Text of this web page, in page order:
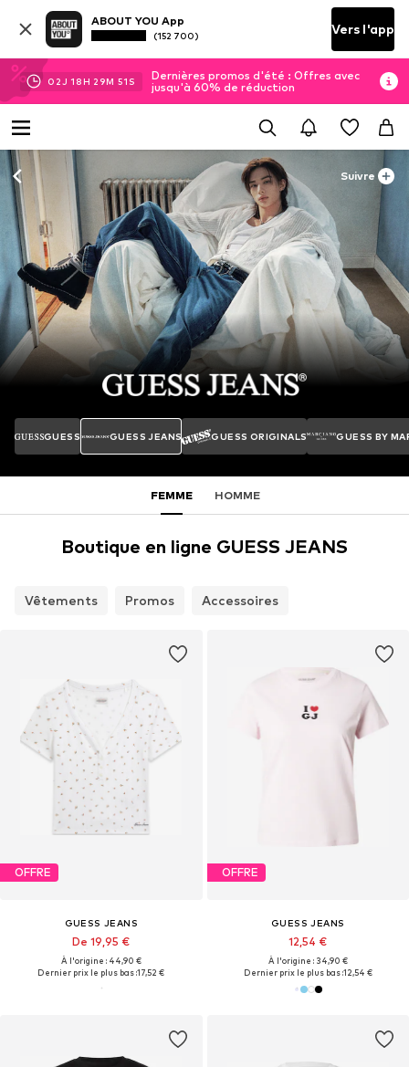
ABOUT YOU App
(152 700) Vers l'app
02J 18H 29M 49 S
Dernières promos d'été : Offres avec
jusqu'à 60% de réduction
Suivre
GUESS GUESS JEANS GUESS ORIGINALS GUESS BY
FEMME HOMME
Boutique en ligne GUESS JEANS
Vêtements Promos Accessoires
OFFRE
GUESS JEANS
De 19,95 €
À l'origine : 44,90 €
Dernier prix le plus bas :17,52 €
OFFRE
GUESS JEANS
12,54 €
À l'origine : 34,90 €
Dernier prix le plus bas :12,54 €